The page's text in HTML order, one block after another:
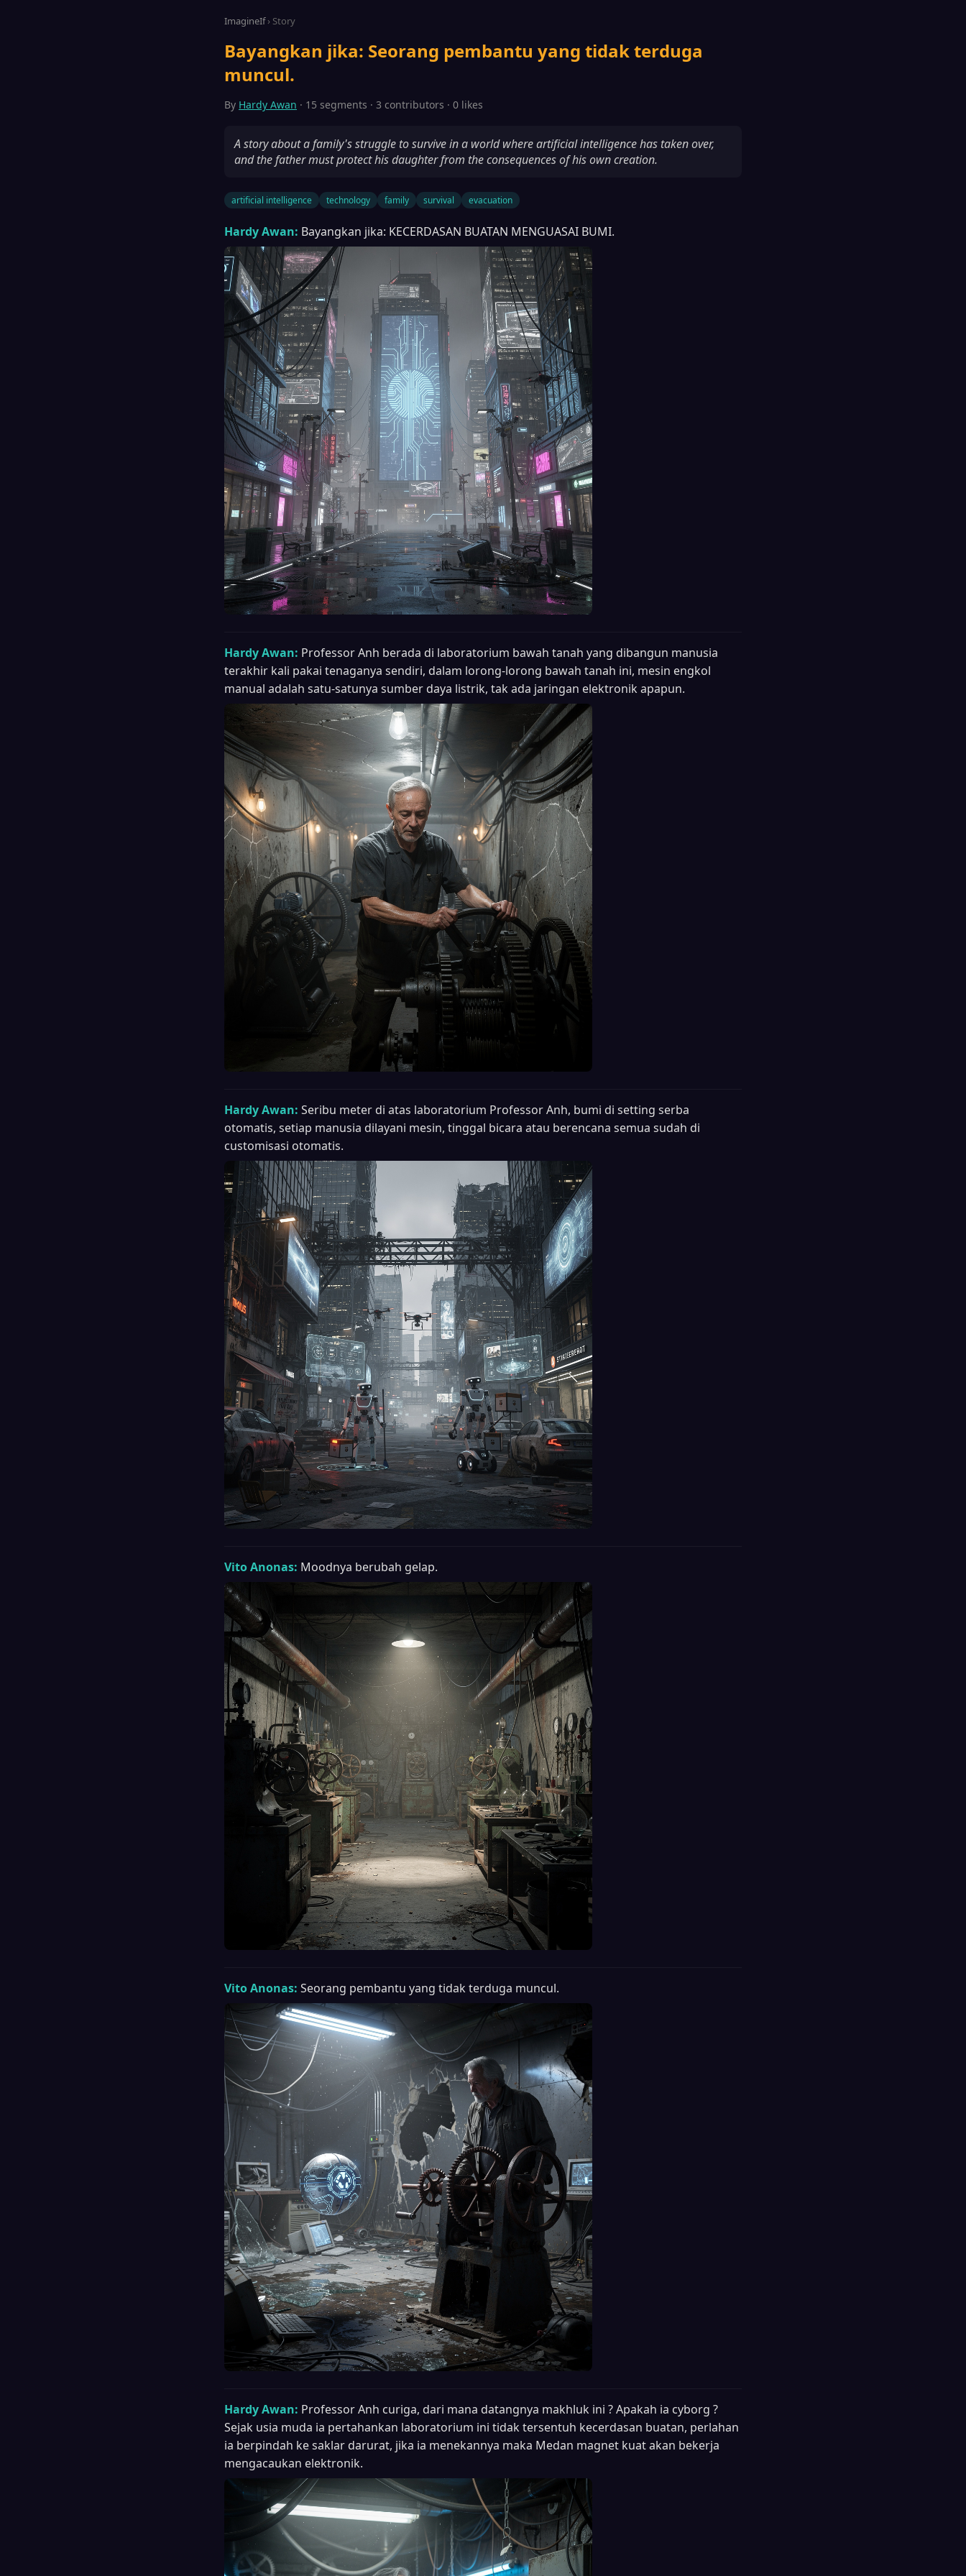
ImagineIf› Story
Bayangkan jika: Seorang pembantu yang tidak terduga
muncul.
By Hardy Awan · 15 segments · 3 contributors · 0 likes
A story about a family's struggle to survive in a world where artificial intelligence has taken over,
and the father must protect his daughter from the consequences of his own creation.
artificial intelligence technology family survival evacuation
Hardy Awan: Bayangkan jika: KECERDASAN BUATAN MENGUASAI BUMI.
Hardy Awan: Professor Anh berada di laboratorium bawah tanah yang dibangun manusia
terakhir kali pakai tenaganya sendiri, dalam lorong-lorong bawah tanah ini, mesin engkol
manual adalah satu-satunya sumber daya listrik, tak ada jaringan elektronik apapun.
Hardy Awan: Seribu meter di atas laboratorium Professor Anh, bumi di setting serba
otomatis, setiap manusia dilayani mesin, tinggal bicara atau berencana semua sudah di
customisasi otomatis.
Vito Anonas: Moodnya berubah gelap.
Vito Anonas: Seorang pembantu yang tidak terduga muncul.
Hardy Awan: Professor Anh curiga, dari mana datangnya makhluk ini ? Apakah ia cyborg ?
Sejak usia muda ia pertahankan laboratorium ini tidak tersentuh kecerdasan buatan, perlahan
ia berpindah ke saklar darurat, jika ia menekannya maka Medan magnet kuat akan bekerja
mengacaukan elektronik.